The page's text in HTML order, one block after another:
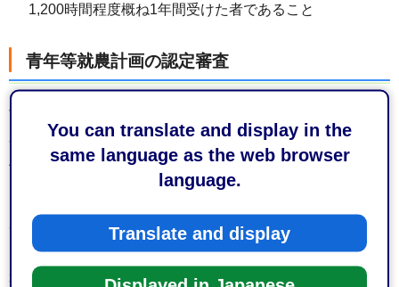
You can translate and display in the
same language as the web browser
language.
Translate and display
1,200時間程度概ね1年間受けた者であること
青年等就農計画の認定審査
市が青年等就農計画を認定するためには、市、市認定農業
者協会、JAや県中部農林事務所等で構成した「静岡市担い
手育成総合支援協議会」の審査により青年等就農計画が妥
当と判断される必要があります。
審査会は、例年、6月、9月、12月、3月の年4回開催してい
ますが、青年等就農計画の作成にあたっては、少なくとも3
か月程度の期間を要するため、事前に関係機関への相談を